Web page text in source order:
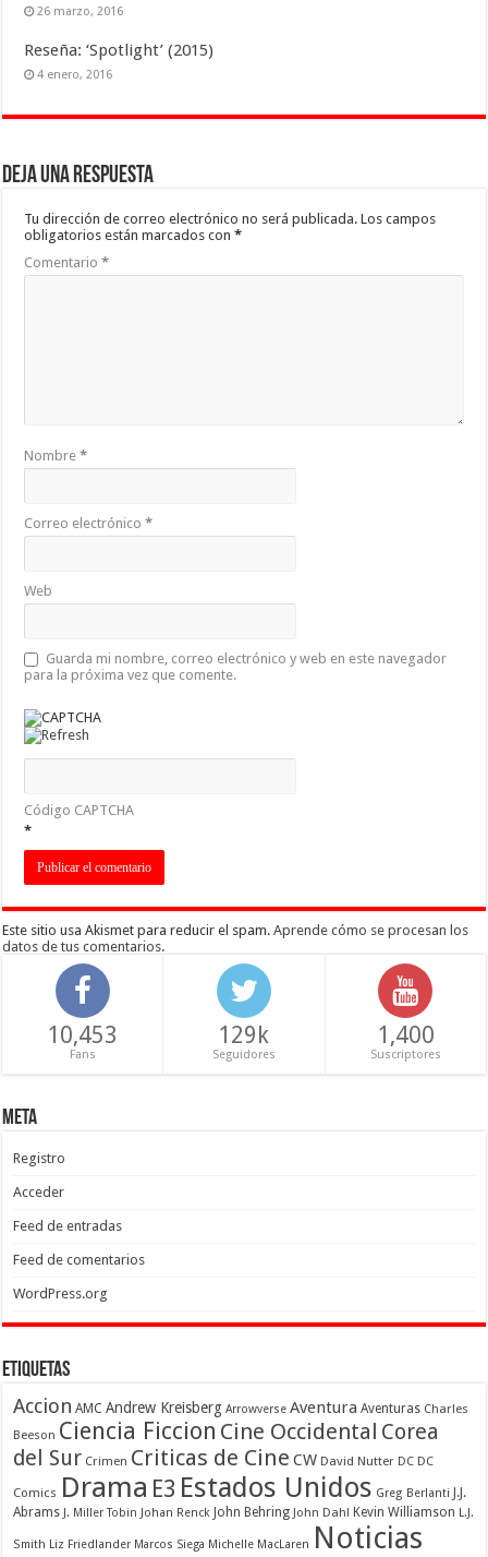
26 marzo, 2016
Reseña: ‘Spotlight’ (2015)
4 enero, 2016
Deja una respuesta
Tu dirección de correo electrónico no será publicada. Los campos
obligatorios están marcados con*
Comentario*
Nombre*
Correo electrónico*
Web
Guarda mi nombre, correo electrónico y web en este navegador
para la próxima vez que comente.
Código CAPTCHA
*
Este sitio usa Akismet para reducir el spam.Aprende cómo se procesan los
datos de tus comentarios.
10,453
Fans
129k
Seguidores
1,400
Suscriptores
Meta
Registro
Acceder
Feed de entradas
Feed de comentarios
WordPress.org
Etiquetas
Accion AMC Andrew Kreisberg Arrowverse Aventura Aventuras Charles
Beeson Ciencia Ficcion Cine Occidental Corea
del Sur Crimen Criticas de Cine CW David Nutter DC DC
Comics Drama E3 Estados Unidos Greg Berlanti
J.J.
Abrams J. Miller Tobin Johan Renck John Behring John Dahl Kevin Williamson L.J.
Smith Liz Friedlander Marcos Siega Michelle MacLaren Noticias